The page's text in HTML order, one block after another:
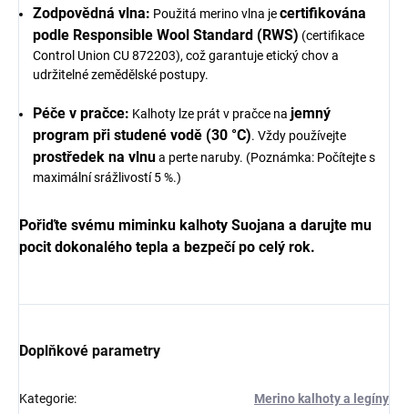
Zodpovědná vlna: Použitá merino vlna jecertifikována
podle Responsible Wool Standard (RWS) (certifikace
Control Union CU 872203), což garantuje etický chov a
udržitelné zemědělské postupy.
Péče v pračce: Kalhoty lze prát v pračce na jemný
program při studené vodě (30 °C). Vždy používejte
prostředek na vlnua perte naruby. (Poznámka: Počítejte s
maximální srážlivostí 5 %.)
Pořiďte svému miminku kalhoty Suojana a darujte mu
pocit dokonalého tepla a bezpečí po celý rok.
Doplňkové parametry
Kategorie: Merino kalhoty a legíny